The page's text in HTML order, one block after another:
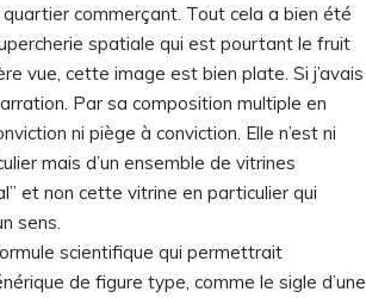
commerçant. Tout cela a bien été
spatiale qui est pourtant le fruit
vue, cette image est bien plate. Si j’avais
Par sa composition multiple en
ni piège à conviction. Elle n’est ni
mais d’un ensemble de vitrines
et non cette vitrine en particulier qui
sens.
scientifique qui permettrait
de figure type, comme le sigle d’une